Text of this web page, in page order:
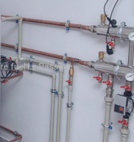
fuel Le Passage